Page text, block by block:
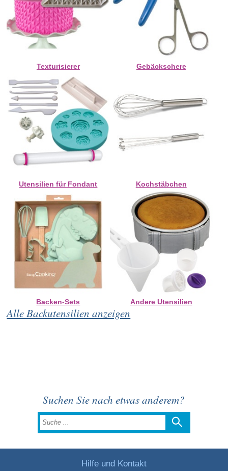
Texturisierer Gebäckschere
Utensilien für Fondant Kochstäbchen
Backen-Sets Andere Utensilien
Alle Backutensilien anzeigen
Suchen Sie nach etwas anderem?
Hilfe und Kontakt